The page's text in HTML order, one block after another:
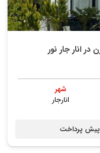
شهر
انارجار
پیش پرداخت